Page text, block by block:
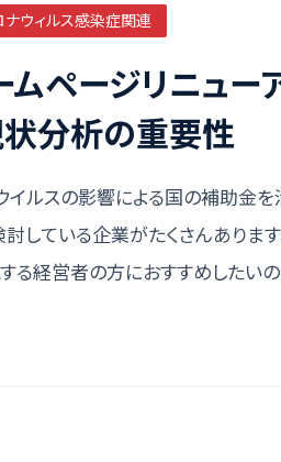
ナウィルス感染症関連
ページリニュー
分析の重要性
イルスの影響による国の補助金を
討している企業がたくさんありま
る経営者の方におすすめしたい